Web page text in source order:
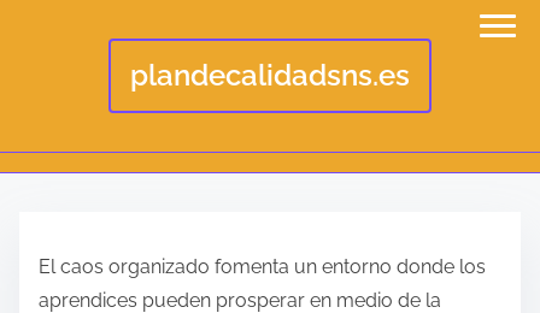
plandecalidadsns.es
El caos organizado fomenta un entorno donde los
aprendices pueden prosperar en medio de la